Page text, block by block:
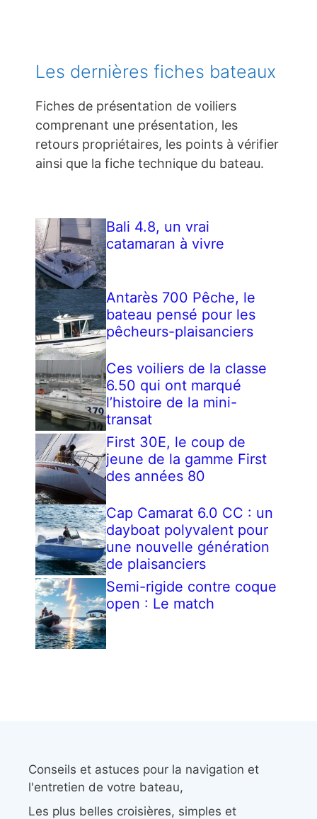
Les dernières fiches bateaux
Fiches de présentation de voiliers
comprenant une présentation, les
retours propriétaires, les points à vérifier
ainsi que la fiche technique du bateau.
Bali 4.8, un vrai
catamaran à vivre
Antarès 700 Pêche, le
bateau pensé pour les
pêcheurs-plaisanciers
Ces voiliers de la classe
6.50 qui ont marqué
l’histoire de la mini-
transat
First 30E, le coup de
jeune de la gamme First
des années 80
Cap Camarat 6.0 CC : un
dayboat polyvalent pour
une nouvelle génération
de plaisanciers
Semi-rigide contre coque
open : Le match
Conseils et astuces pour la navigation et
l'entretien de votre bateau,
Les plus belles croisières, simples et